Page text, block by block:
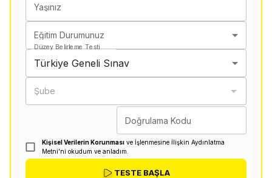
Yaşınız
Eğitim Durumunuz
Düzey Belirleme Testi
Türkiye Geneli Sınav
Şube
Doğrulama Kodu
Kişisel Verilerin Korunması ve İşlenmesine İlişkin Aydınlatma
Metni'ni okudum ve anladım.
TESTE BAŞLA